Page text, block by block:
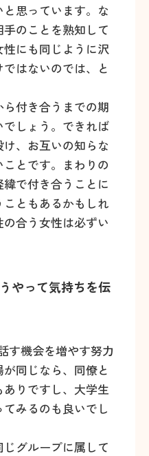
思っています。な
のことを熟知して
にも同じように沢
はないのでは、と
付き合うまでの期
しょう。できれば
、お互いの知らな
とです。まわりの
で付き合うことに
ともあるかもしれ
合う女性は必ずい
やって気持ちを伝
す機会を増やす努力
同じなら、同僚と
りですし、大学生
みるのも良いでし
グループに属して